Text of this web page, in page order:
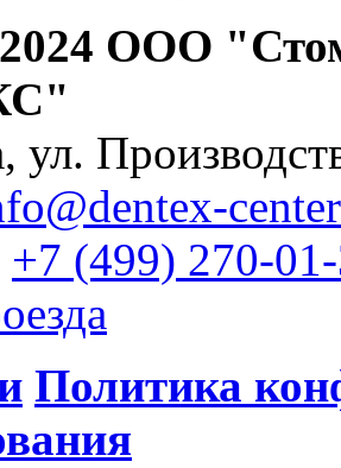
ООО
ул.
+7 (499) 270-
Политика